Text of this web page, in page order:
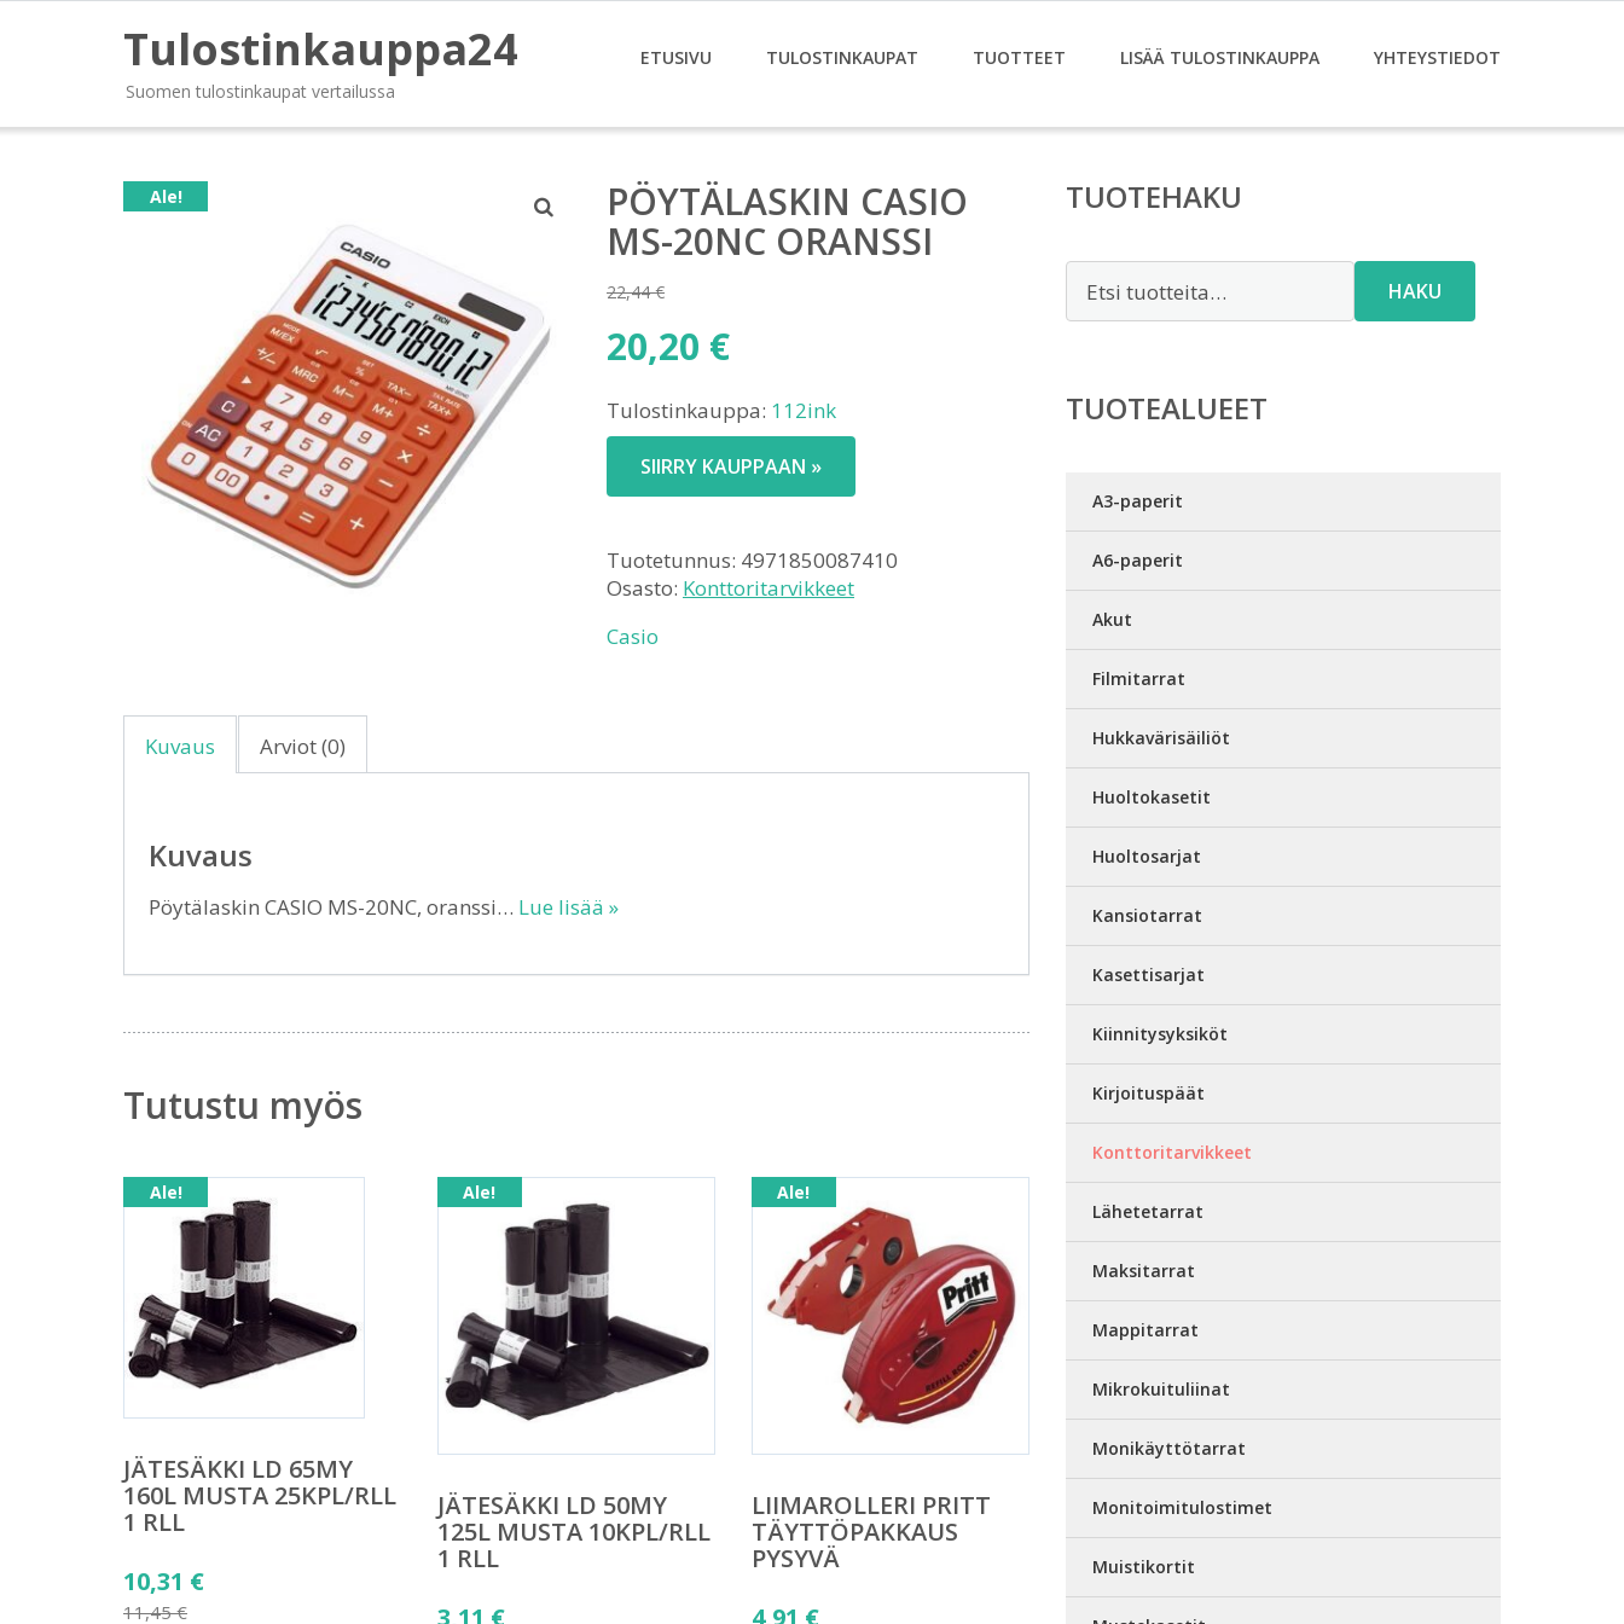
Tulostinkauppa24
Suomen tulostinkaupat vertailussa
ETUSIVU TULOSTINKAUPAT TUOTTEET LISÄÄ TULOSTINKAUPPA YHTEYSTIEDOT
Ale!
PÖYTÄLASKIN CASIO
MS-20NC ORANSSI
22,44€
Alkuperäinen
hinta
22,44 €.
20,20 €
hinta
on:
20,20 €.
Tulostinkauppa: 112ink
SIIRRY KAUPPAAN »
Tuotetunnus: 4971850087410
Osasto: Konttoritarvikkeet
Casio
Kuvaus Arviot (0)
Kuvaus
Pöytälaskin CASIO MS-20NC, oranssi… Lue lisää »
Tutustu myös
Ale!
JÄTESÄKKI LD 65MY
160L MUSTA 25KPL/RLL
1 RLL
11,45€
Alkuperäinen
hinta
10,31 €
Ale!
JÄTESÄKKI LD 50MY
125L MUSTA 10KPL/RLL
1 RLL
Alkuperäinen
3,11 €
Ale!
LIIMAROLLERI PRITT
TÄYTTÖPAKKAUS
PYSYVÄ
Alkuperäinen
4,91 €
TUOTEHAKU
HAKU
TUOTEALUEET
A3-paperit
A6-paperit
Akut
Filmitarrat
Hukkavärisäiliöt
Huoltokasetit
Huoltosarjat
Kansiotarrat
Kasettisarjat
Kiinnitysyksiköt
Kirjoituspäät
Konttoritarvikkeet
Lähetetarrat
Maksitarrat
Mappitarrat
Mikrokuituliinat
Monikäyttötarrat
Monitoimitulostimet
Muistikortit